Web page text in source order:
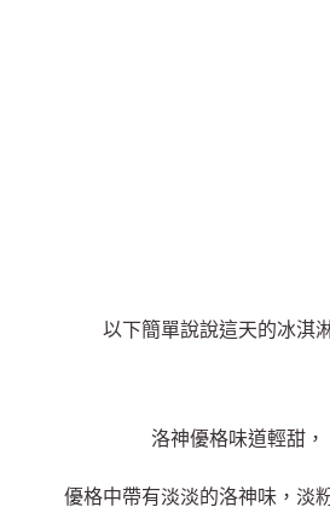
以下簡單說說這天的冰淇
洛神優格味道輕甜，
優格中帶有淡淡的洛神味，淡